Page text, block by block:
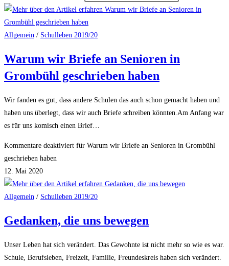
Allgemein / Schulleben 2019/20
Warum wir Briefe an Senioren in
Grombühl geschrieben haben
Wir fanden es gut, dass andere Schulen das auch schon gemacht haben und
haben uns überlegt, dass wir auch Briefe schreiben könnten.Am Anfang war
es für uns komisch einen Brief…
Kommentare deaktiviert für Warum wir Briefe an Senioren in Grombühl
geschrieben haben
12. Mai 2020
Allgemein / Schulleben 2019/20
Gedanken, die uns bewegen
Unser Leben hat sich verändert. Das Gewohnte ist nicht mehr so wie es war.
Schule, Berufsleben, Freizeit, Familie, Freundeskreis haben sich verändert.